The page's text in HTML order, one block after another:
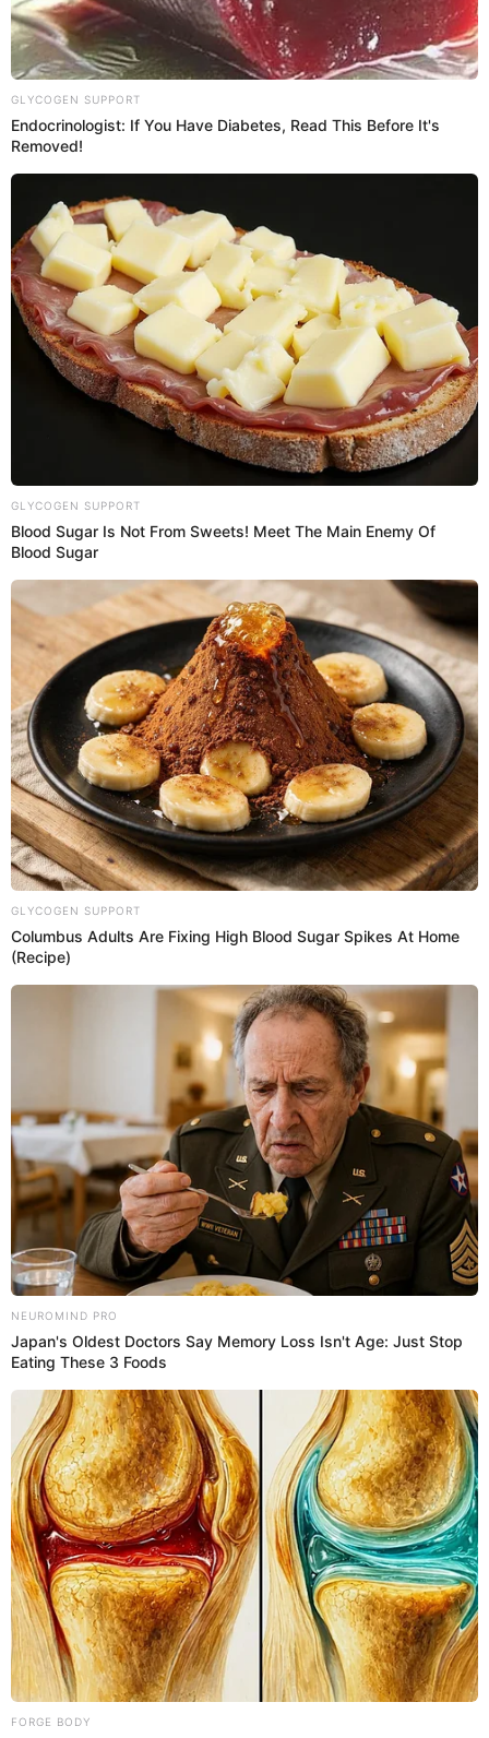
dura falta contra Robson
Matheus
El defensor chileno, Francisco Sierralta, vio la roja tras
derribar con dureza a Robson Matheus en el Bolivia vs
Chile. Dejó la cancha tras haber disputado solo 9
minutos.
ANGEL CURO
Perú vs Ecuador EN VIVO HOY por Eliminatorias
2026: a qué hora juega, dónde ver y alineaciones
Uruguay vs Venezuela EN VIVO HOY por Eliminatorias
2026: pronóstico, hora y canal de transmisión
Bolivia vs. Chile EN VIVO GRATIS ONLINE:
transmisión del partido
¿No puede más? Ricardo Gareca y su impensada
reacción tras gol de Bolivia que elimina a Chile
¿Dónde mirar Bolivia vs. Chile EN VIVO GRATIS
ONLINE?
Te puede interesar
1
Ex Gremio elogió a Alianza Lima tras firmar
con la blanquiazul por todo el 2026:
"Proyecto"